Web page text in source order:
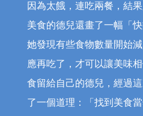
因為太餓，連吃兩餐，結
美食的德兒還畫了一幅「
她發現有些食物數量開始
應再吃了，才可以讓美味
食留給自己的德兒，經過
了一個道理：「找到美食